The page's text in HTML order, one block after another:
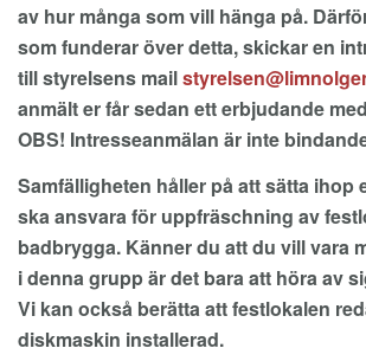
av hur många som vill hänga på.
som funderar över detta, skickar en
till styrelsens mail
anmält er får sedan ett erbjudande
OBS! Intresseanmälan är inte
Samfälligheten håller på att sätta ihop
ska ansvara för uppfräschning av
badbrygga. Känner du att du vill vara
i denna grupp är det bara att höra av
Vi kan också berätta att festlokalen
diskmaskin installerad.